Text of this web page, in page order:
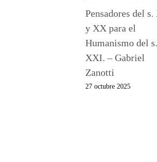
Pensadores del
y XX para el
Humanismo del s.
XXI. – Gabriel
Zanotti
27 octubre 2025